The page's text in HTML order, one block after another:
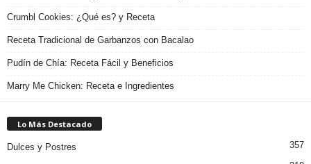
Crumbl Cookies: ¿Qué es? y Receta
Receta Tradicional de Garbanzos con Bacalao
Pudín de Chía: Receta Fácil y Beneficios
Marry Me Chicken: Receta e Ingredientes
Lo Más Destacado
Dulces y Postres 357